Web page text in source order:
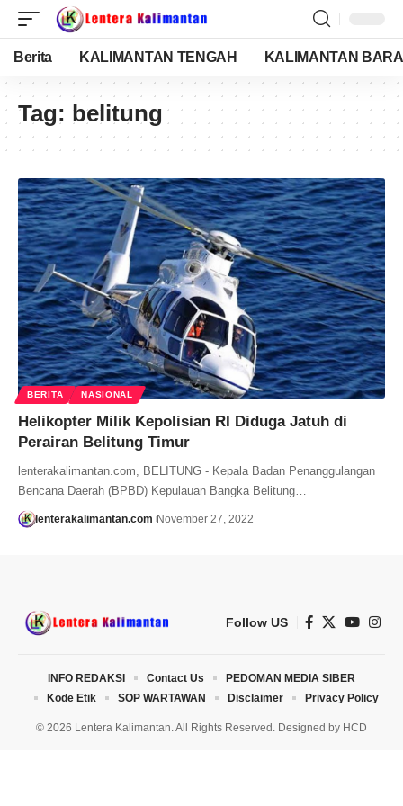
Berita KALIMANTAN TENGAH KALIMANTAN
Tag: belitung
BERITA NASIONAL
Helikopter Milik Kepolisian RI Diduga Jatuh di
Perairan Belitung Timur
lenterakalimantan.com, BELITUNG - Kepala Badan Penanggulangan
Bencana Daerah (BPBD) Kepulauan Bangka Belitung…
lenterakalimantan.com November 27, 2022
Follow US
© 2026 Lentera Kalimantan. All Rights Reserved. Designed by HCD
INFO REDAKSI Contact Us
PEDOMAN MEDIA SIBER
Kode Etik
SOP WARTAWAN Disclaimer Privacy Policy